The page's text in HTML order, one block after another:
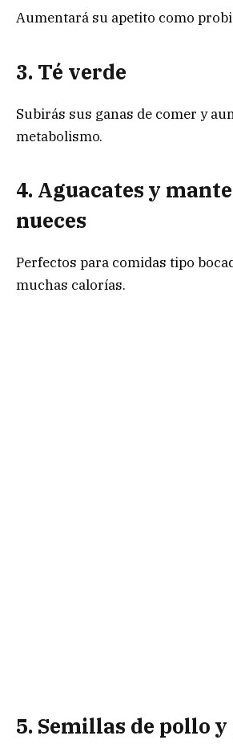
Aumentará su apetito como
3. Té verde
Subirás sus ganas de comer y
metabolismo.
4. Aguacates y
nueces
Perfectos para comidas tipo
muchas calorías.
5. Semillas de pollo